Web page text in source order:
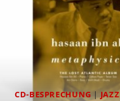
CD-BESPRECHUNG|JAZZ